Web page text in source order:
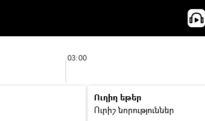
03:00
Ուղիղ եթեր
Ուրիշ նորություններ